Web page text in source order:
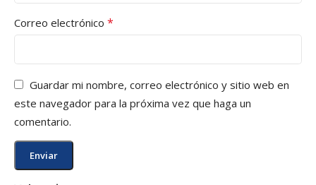
Correo electrónico *
Guardar mi nombre, correo electrónico y sitio web en
este navegador para la próxima vez que haga un
comentario.